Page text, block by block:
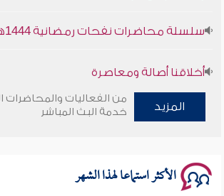
سلسلة محاضرات نفحات رمضانية 1444هـ
أخلاقنا أصالة ومعاصرة
وأمنهم من خوف 9
المزيد
من الفعاليات والمحاضرات
خدمة البث المباشر
الأكثر استماعا لهذا الشهر